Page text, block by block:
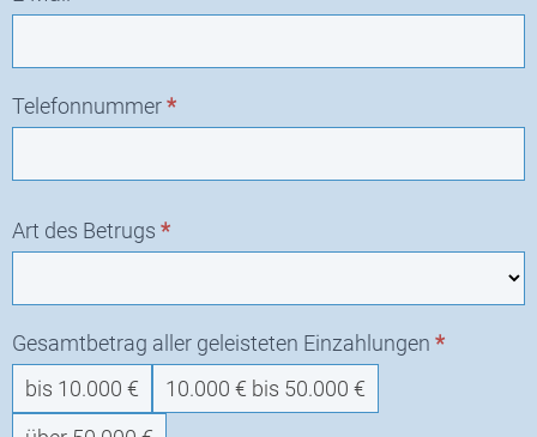
Telefonnummer*
Art des Betrugs *
Gesamtbetrag aller geleisteten Einzahlungen *
bis 10.000 €
10.000 € bis 50.000 €